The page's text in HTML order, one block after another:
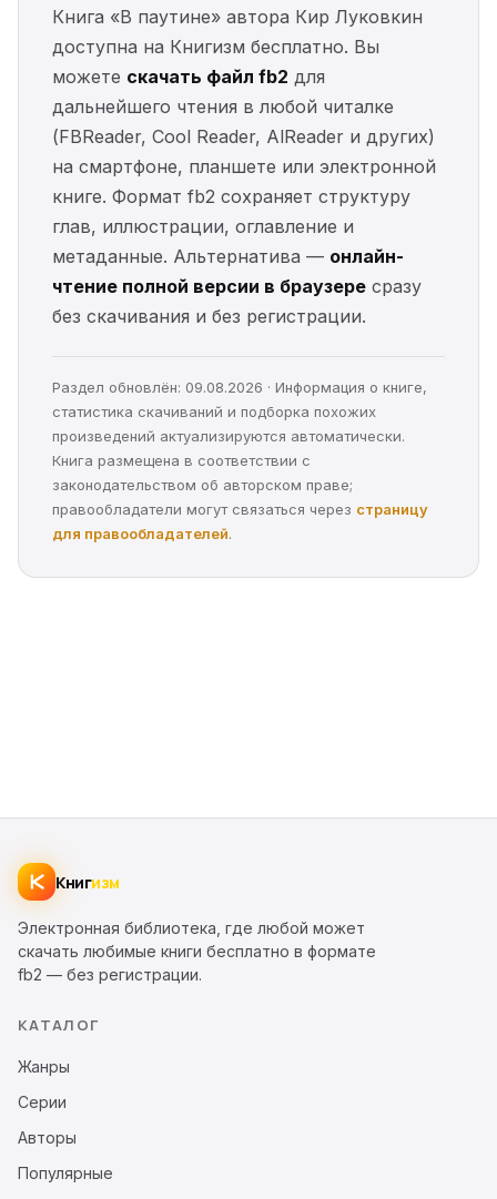
Книга «В паутине» автора Кир Луковкин
доступна на Книгизм бесплатно. Вы
можете скачать файл fb2 для
дальнейшего чтения в любой читалке
(FBReader, Cool Reader, AlReader и других)
на смартфоне, планшете или электронной
книге. Формат fb2 сохраняет структуру
глав, иллюстрации, оглавление и
метаданные. Альтернатива — онлайн-
чтение полной версии в браузере сразу
без скачивания и без регистрации.
Раздел обновлён: 09.08.2026 · Информация о книге,
статистика скачиваний и подборка похожих
произведений актуализируются автоматически.
Книга размещена в соответствии с
законодательством об авторском праве;
правообладатели могут связаться через страницу
для правообладателей.
Книгизм
Электронная библиотека, где любой может
скачать любимые книги бесплатно в формате
fb2 — без регистрации.
КАТАЛОГ
Жанры
Серии
Авторы
Популярные